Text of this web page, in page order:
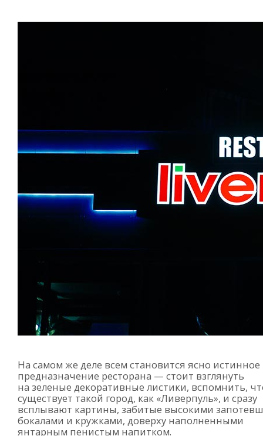
На самом же деле всем становится ясно истинное
предназначение ресторана — стоит взглянуть
на зеленые декоративные листики, вспомнить,
существует такой город, как «Ливерпуль», и сразу
всплывают картины, забитые высокими
бокалами и кружками, доверху наполненными
янтарным пенистым напитком.